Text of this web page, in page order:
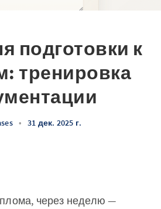
подготовки к
тренировка
• 31 дек. 2025 г.
через неделю —